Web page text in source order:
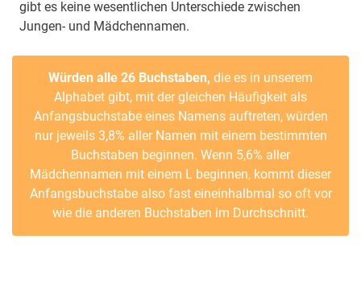
gibt es keine wesentlichen Unterschiede zwischen
Jungen- und Mädchennamen.
Würden alle 26 Buchstaben, die es in unserem
Alphabet gibt, mit der gleichen Häufigkeit als
Anfangsbuchstabe eines Namens auftreten, würden
nur jeweils 3,8% aller Namen mit einem bestimmten
Buchstaben beginnen. Wenn 5,6% aller
Mädchennamen mit einem L beginnen, kommt dieser
Anfangsbuchstabe also fast eineinhalbmal so oft vor
wie die anderen Buchstaben im Durchschnitt.